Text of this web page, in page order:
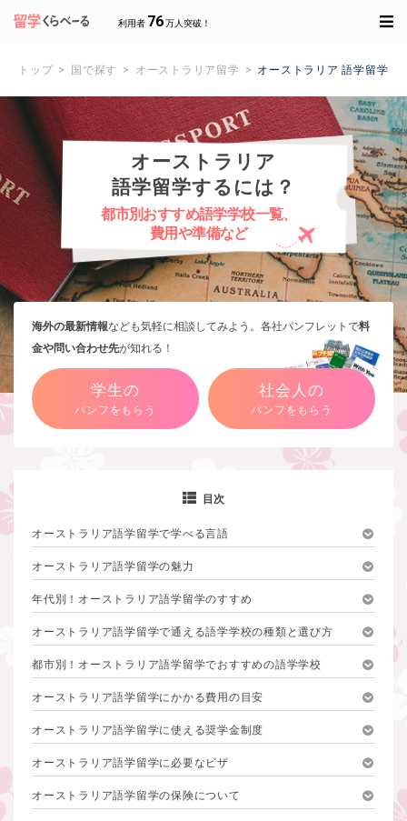
利用者 76万人突破！
トップ 国で探す オーストラリア留学 オーストラリア 語学留学
オーストラリア
語学留学するには？
都市別おすすめ語学学校一覧、
費用や準備など
海外の最新情報なども気軽に相談してみよう。各社パンフレットで料
金や問い合わせ先が知れる！
学生の
パンフをもらう
社会人の
パンフをもらう
目次
オーストラリア語学留学で学べる言語
オーストラリア語学留学の魅力
年代別！オーストラリア語学留学のすすめ
オーストラリア語学留学で通える語学学校の種類と選び方
都市別！オーストラリア語学留学でおすすめの語学学校
オーストラリア語学留学にかかる費用の目安
オーストラリア語学留学に使える奨学金制度
オーストラリア語学留学に必要なビザ
オーストラリア語学留学の保険について